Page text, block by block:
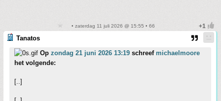
• zaterdag 11 juli 2026 @ 15:55 • 66
Tanatos
Op zondag 21 juni 2026 13:19 schreef michaelmoore
het volgende:
[..]